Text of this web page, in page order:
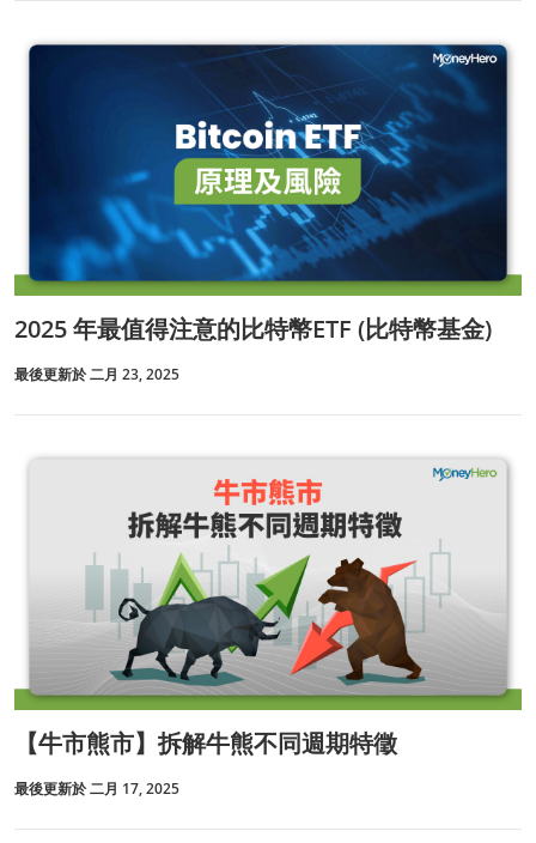
2025 年最值得注意的比特幣ETF (比特幣基金)
最後更新於 二月 23, 2025
【牛市熊市】拆解牛熊不同週期特徵
最後更新於 二月 17, 2025